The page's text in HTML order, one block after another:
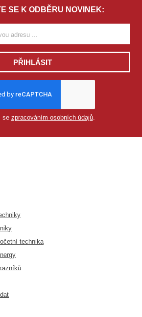
SE K ODBĚRU NOVINEK:
PŘIHLÁSIT
se zpracováním osobních údajů.
technika